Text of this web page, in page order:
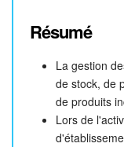
Résumé
La gestion
de stock, de
de produits
Lors de